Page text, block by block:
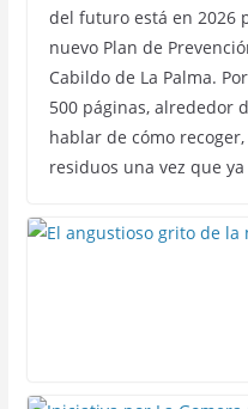
del futuro está en 2026
nuevo Plan de
Cabildo de La Palma.
500 páginas, alrededor
hablar de cómo
residuos una vez que